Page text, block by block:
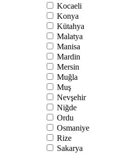
Kocaeli
Konya
Kütahya
Malatya
Manisa
Mardin
Mersin
Muğla
Muş
Nevşehir
Niğde
Ordu
Osmaniye
Rize
Sakarya